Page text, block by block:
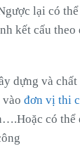
lại có
kết cấu theo
dựng và chất
đơn vị thi
có thể